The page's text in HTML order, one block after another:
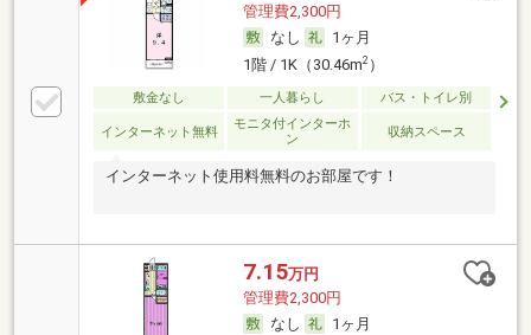
管理費2,300円
なし
1ヶ月
1階 / 1K（30.46m2）
敷金なし 一人暮らし バス・トイレ別
インターネット無料
モニタ付インターホ
ン
収納スペース
インターネット使用料無料のお部屋です！
7.15万円
管理費2,300円
なし
1ヶ月